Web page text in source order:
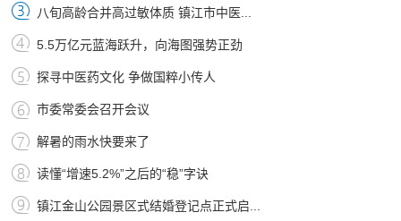
八旬高龄合并高过敏体质 镇江市中医...
5.5万亿元蓝海跃升，向海图强势正劲
探寻中医药文化 争做国粹小传人
市委常委会召开会议
解暑的雨水快要来了
读懂“增速5.2%”之后的“稳”字诀
镇江金山公园景区式结婚登记点正式启...